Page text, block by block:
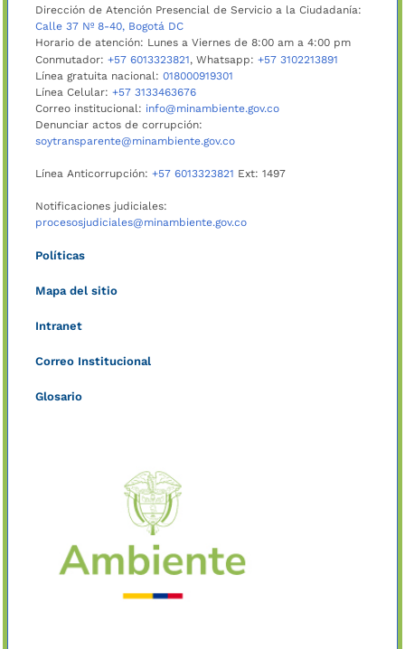
Dirección de Atención Presencial de Servicio a la Ciudadanía:
Calle 37 Nº 8-40, Bogotá DC
Horario de atención: Lunes a Viernes de 8:00 am a 4:00 pm
Conmutador: +57 6013323821, Whatsapp: +57 3102213891
Línea gratuita nacional: 018000919301
Línea Celular: +57 3133463676
Correo institucional: info@minambiente.gov.co
Denunciar actos de corrupción:
soytransparente@minambiente.gov.co
Línea Anticorrupción: +57 6013323821 Ext: 1497
Notificaciones judiciales:
procesosjudiciales@minambiente.gov.co
Políticas
Mapa del sitio
Intranet
Correo Institucional
Glosario